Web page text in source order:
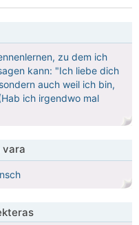
zu dem ich
kann: "Ich liebe dich
auch weil ich bin,
ich irgendwo mal
vara